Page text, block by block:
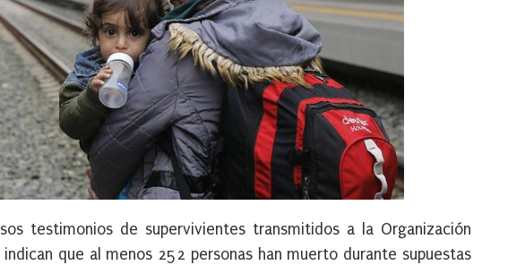
testimonios de supervivientes transmitidos a la Organización
que al menos 252 personas han muerto durante supuestas